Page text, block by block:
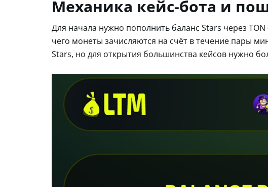
Механика кейс-бота и
Для начала нужно пополнить баланс Stars через
чего монеты зачисляются на счёт в течение пары
Stars, но для открытия большинства кейсов нужно